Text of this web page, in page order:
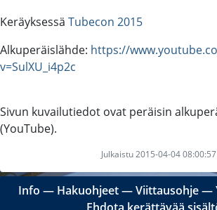
Keräyksessä Tubecon 2015
Alkuperäislähde: https://
v=SulXU_i4p2c
Sivun kuvailutiedot ovat peräisin
(YouTube).
Julkaistu 2015-04-04
Info ― Hakuohjeet―Viittausohje―